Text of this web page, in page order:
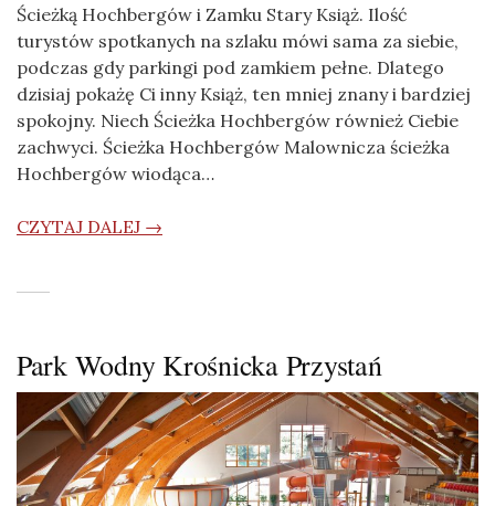
Ścieżką Hochbergów i Zamku Stary Książ. Ilość
turystów spotkanych na szlaku mówi sama za siebie,
podczas gdy parkingi pod zamkiem pełne. Dlatego
dzisiaj pokażę Ci inny Książ, ten mniej znany i bardziej
spokojny. Niech Ścieżka Hochbergów również Ciebie
zachwyci. Ścieżka Hochbergów Malownicza ścieżka
Hochbergów wiodąca…
CZYTAJ DALEJ →
Park Wodny Krośnicka Przystań